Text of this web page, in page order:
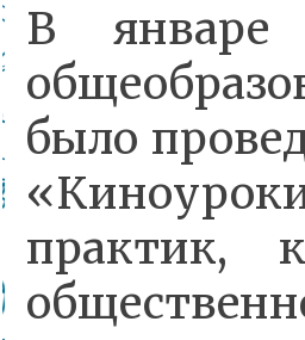
В январе
было
практик,